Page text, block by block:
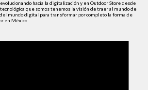
hacia la digitalización y en Outdoor Store desde
que somos tenemos la visión de traer al mundo de
mundo digital para transformar por completo la forma de
en México.